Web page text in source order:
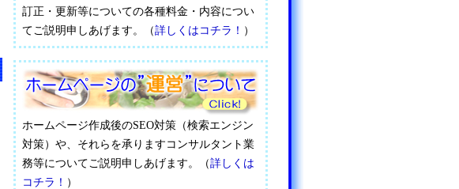
訂正・更新等についての各種料金・内容につい
てご説明申しあげます。（詳しくはコチラ！ ）
ホームページ作成後のSEO対策（検索エンジン
対策）や、それらを承りますコンサルタント業
務等についてご説明申しあげます。（詳しくは
コチラ！ ）